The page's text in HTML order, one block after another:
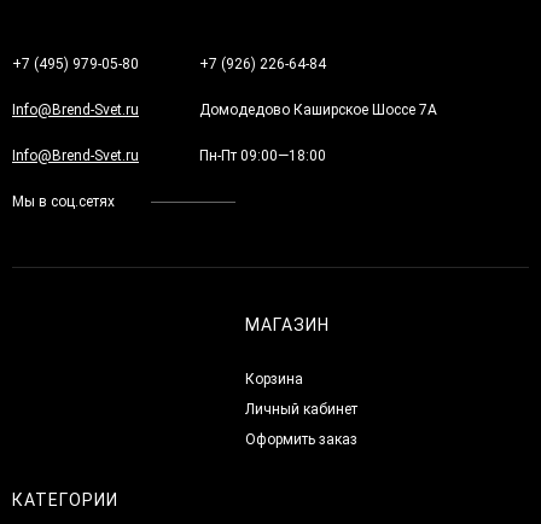
+7 (495) 979-05-80 +7 (926) 226-64-84
Info@Brend-Svet.ru Домодедово Каширское Шоссе 7А
Info@Brend-Svet.ru Пн-Пт 09:00—18:00
Мы в соц.сетях
МАГАЗИН
Корзина
Личный кабинет
Оформить заказ
КАТЕГОРИИ